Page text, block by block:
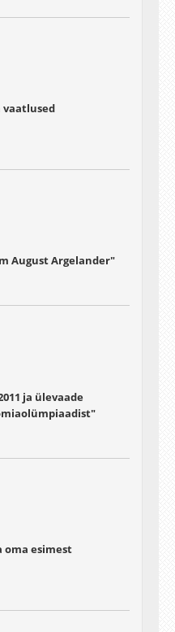
vaatlused
August Argelander"
ja ülevaade
oma esimest